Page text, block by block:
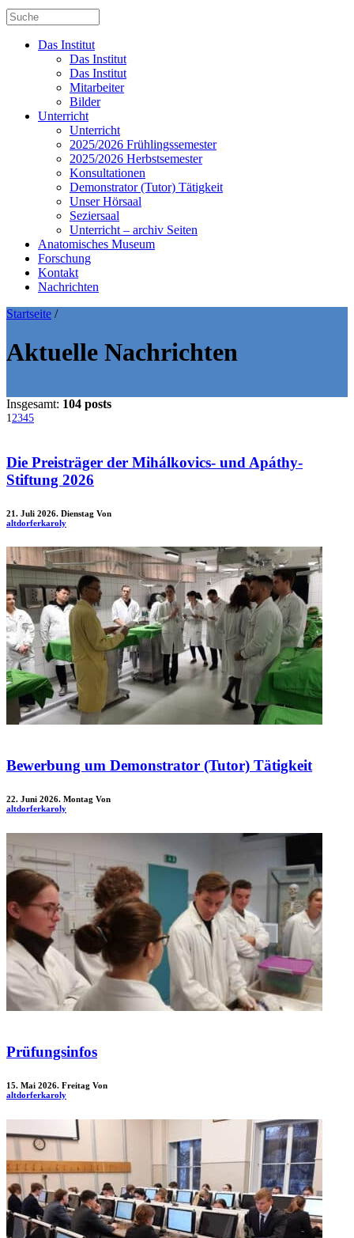
Das Institut
Das Institut
Das Institut
Mitarbeiter
Bilder
Unterricht
Unterricht
2025/2026 Frühlingssemester
2025/2026 Herbstsemester
Konsultationen
Demonstrator (Tutor) Tätigkeit
Unser Hörsaal
Seziersaal
Unterricht – archiv Seiten
Anatomisches Museum
Forschung
Kontakt
Nachrichten
Startseite /
Aktuelle Nachrichten
Insgesamt: 104 posts
12345
Die Preisträger der Mihálkovics- und Apáthy-
Stiftung 2026
21. Juli 2026. Dienstag Von
altdorferkaroly
Bewerbung um Demonstrator (Tutor) Tätigkeit
22. Juni 2026. Montag Von
altdorferkaroly
Prüfungsinfos
15. Mai 2026. Freitag Von
altdorferkaroly